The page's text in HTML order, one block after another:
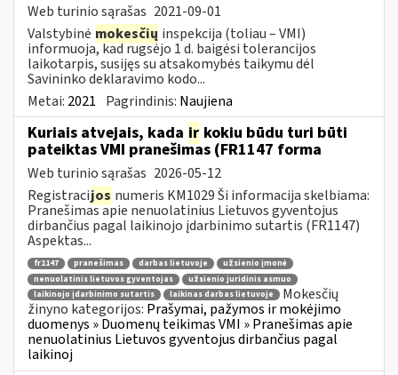
Web turinio sąrašas 2021-09-01
Valstybinė mokesčių inspekcija (toliau – VMI)
informuoja, kad rugsėjo 1 d. baigėsi tolerancijos
laikotarpis, susijęs su atsakomybės taikymu dėl
Savininko deklaravimo kodo...
Metai: 2021 Pagrindinis: Naujiena
Kuriais atvejais, kada ir kokiu būdu turi būti
pateiktas VMI pranešimas (FR1147 forma
Web turinio sąrašas 2026-05-12
Registracijos numeris KM1029 Ši informacija skelbiama:
Pranešimas apie nenuolatinius Lietuvos gyventojus
dirbančius pagal laikinojo įdarbinimo sutartis (FR1147)
Aspektas...
fr1147 pranešimas darbas lietuvoje
užsienio įmonė
nenuolatinis lietuvos gyventojas
užsienio juridinis asmuo
laikinojo įdarbinimo sutartis
laikinas darbas lietuvoje
Mokesčių
žinyno kategorijos: Prašymai, pažymos ir mokėjimo
duomenys » Duomenų teikimas VMI » Pranešimas apie
nenuolatinius Lietuvos gyventojus dirbančius pagal
laikinoj